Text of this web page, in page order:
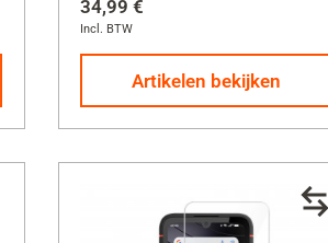
GS5 senior
GS6 PRO
34,99 €
Incl. BTW
Artikelen bekijken